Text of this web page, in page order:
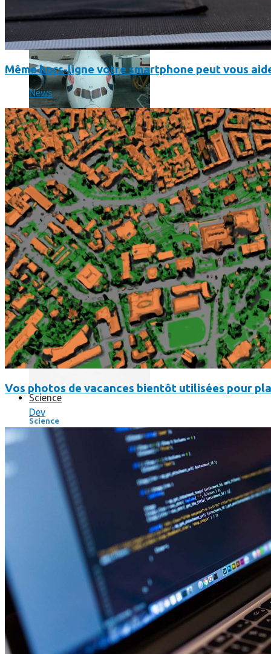
Un boîtier imprimé en 3D va faire tourner Android sur votre
Science
Science
La science-fiction, c’est du passé, la bioimpression de peau
Même hors-ligne votre smartphone peut vous
News
Vos photos de vacances bientôt utilisées pour
Dev